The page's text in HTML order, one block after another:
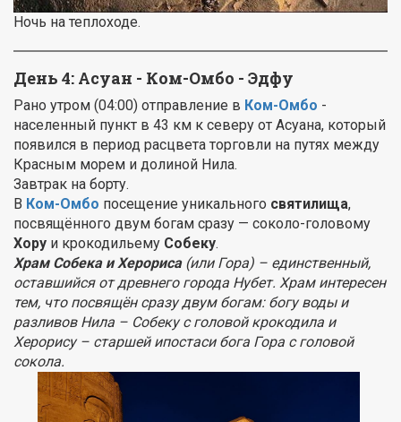
Ночь на теплоходе.
День 4: Асуан - Ком-Омбо - Эдфу
Рано утром (04:00) отправление в Ком-Омбо -
населенный пункт в 43 км к северу от Асуана, который
появился в период расцвета торговли на путях между
Красным морем и долиной Нила.
Завтрак на борту.
В Ком-Омбо посещение уникального святилища,
посвящённого двум богам сразу — соколо-головому
Хору и крокодильему Собеку.
Храм Собека и Херориса (или Гора) – единственный,
оставшийся от древнего города Нубет. Храм интересен
тем, что посвящён сразу двум богам: богу воды и
разливов Нила – Собеку с головой крокодила и
Херорису – старшей ипостаси бога Гора с головой
сокола.